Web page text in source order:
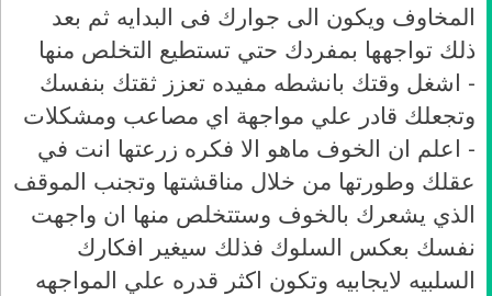
المخاوف ويكون الى جوارك فى البدايه ثم بعد
ذلك تواجهها بمفردك حتي تستطيع التخلص منها
- اشغل وقتك بانشطه مفيده تعزز ثقتك بنفسك
وتجعلك قادر علي مواجهة اي مصاعب ومشكلات
- اعلم ان الخوف ماهو الا فكره زرعتها انت في
عقلك وطورتها من خلال مناقشتها وتجنب الموقف
الذي يشعرك بالخوف وستتخلص منها ان واجهت
نفسك بعكس السلوك فذلك سيغير افكارك
السلبيه لايجابيه وتكون اكثر قدره علي المواجهه